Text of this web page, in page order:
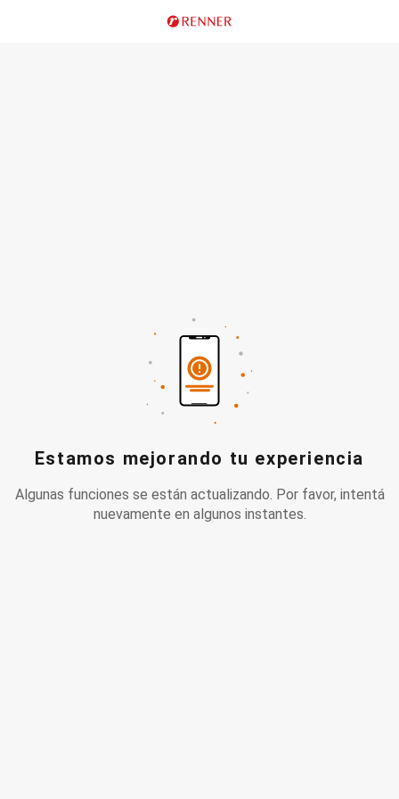
Estamos mejorando tu experiencia
Algunas funciones se están actualizando. Por favor, intentá
nuevamente en algunos instantes.